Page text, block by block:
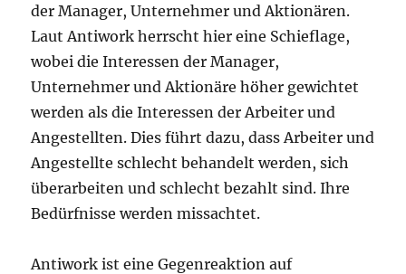
der Manager, Unternehmer und Aktionären.
Laut Antiwork herrscht hier eine Schieflage,
wobei die Interessen der Manager,
Unternehmer und Aktionäre höher gewichtet
werden als die Interessen der Arbeiter und
Angestellten. Dies führt dazu, dass Arbeiter und
Angestellte schlecht behandelt werden, sich
überarbeiten und schlecht bezahlt sind. Ihre
Bedürfnisse werden missachtet.
Antiwork ist eine Gegenreaktion auf